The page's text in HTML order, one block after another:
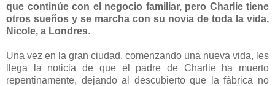
que continúe con el negocio familiar, pero Charlie tiene
otros sueños y se marcha con su novia de toda la vida,
Nicole, a Londres.
Una vez en la gran ciudad, comenzando una nueva vida, les
llega la noticia de que el padre de Charlie ha muerto
repentinamente, dejando al descubierto que la fábrica no